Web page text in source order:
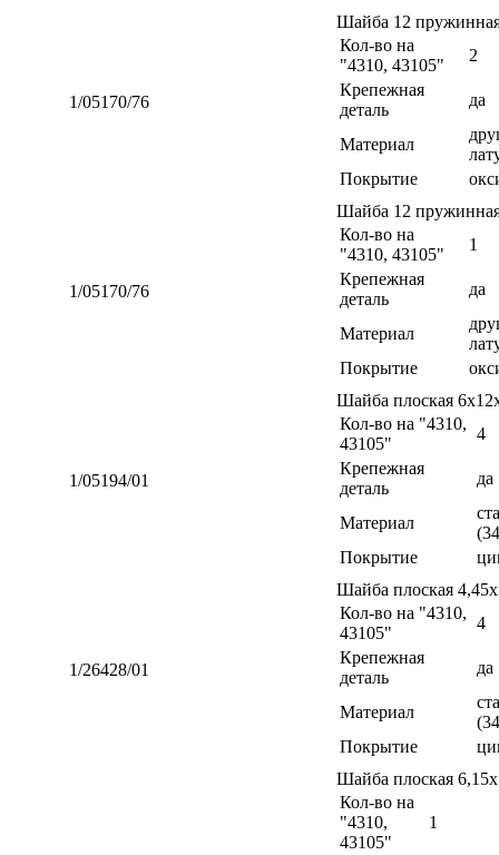
1/05170/76
Шайба 12
Кол-во на
"4310, 43105"
2
Крепежная
деталь
да
Материал
Покрытие
1/05170/76
Шайба 12
Кол-во на
"4310, 43105"
1
Крепежная
деталь
да
Материал
Покрытие
1/05194/01
Шайба плоская
Кол-во на "4310,
43105"
4
Крепежная
деталь
да
Материал
Покрытие
1/26428/01
Шайба плоская
Кол-во на "4310,
43105"
4
Крепежная
деталь
да
Материал
Покрытие
Шайба плоская
Кол-во на
"4310,
43105"
1